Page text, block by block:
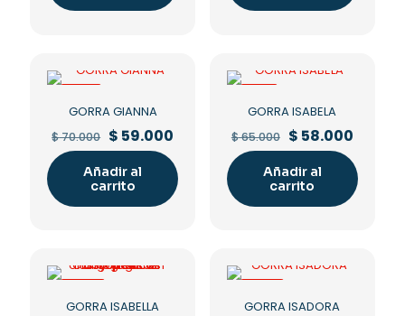
GORRA GIANNA
$70.000 Original
price
was:
$ 70.000.
$ 59.000
is:
$ 59.000.
Añadir al
carrito
GORRA ISABELA
$65.000 Original
price
was:
$ 65.000.
$ 58.000
is:
$
Añadir al
carrito
GORRA ISABELLA GORRA ISADORA